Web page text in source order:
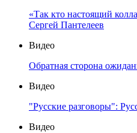
«Так кто настоящий
Сергей Пантелеев
Видео
Обратная сторона
Видео
"Русские разговоры":
Видео